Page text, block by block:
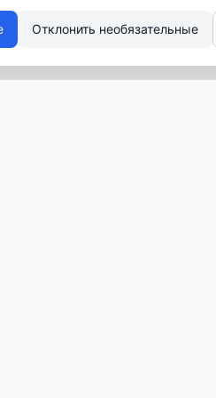
Отклонить необязательные